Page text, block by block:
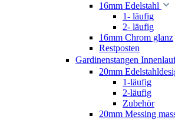
16mm Edelstahl
1- läufig
2- läufig
16mm Chrom glanz
Restposten
Gardinenstangen
20mm
1-läufig
2-läufig
Zubehör
20mm Messing